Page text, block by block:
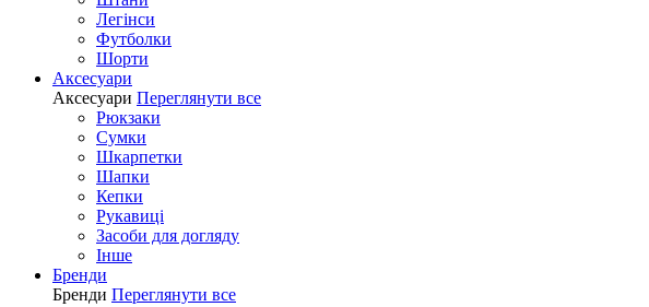
Легінси
Футболки
Шорти
Аксесуари
Аксесуари Переглянути все
Рюкзаки
Сумки
Шкарпетки
Шапки
Кепки
Рукавиці
Засоби для догляду
Інше
Бренди
Бренди Переглянути все